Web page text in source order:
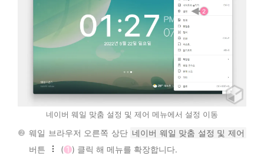
네이버 웨일 맞춤 설정 및 제어 메뉴에서 설정 이동
웨일 브라우저 오른쪽 상단 네이버 웨일 맞춤 설정 및 제어
버튼
( 1 ) 클릭 해 메뉴를 확장합니다.